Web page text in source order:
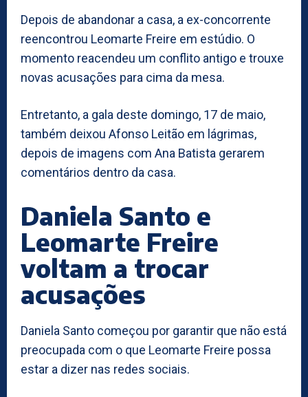
Depois de abandonar a casa, a ex-concorrente
reencontrou Leomarte Freire em estúdio. O
momento reacendeu um conflito antigo e trouxe
novas acusações para cima da mesa.
Entretanto, a gala deste domingo, 17 de maio,
também deixou Afonso Leitão em lágrimas,
depois de imagens com Ana Batista gerarem
comentários dentro da casa.
Daniela Santo e
Leomarte Freire
voltam a trocar
acusações
Daniela Santo começou por garantir que não está
preocupada com o que Leomarte Freire possa
estar a dizer nas redes sociais.